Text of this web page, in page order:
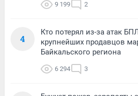
9 199 2
4
Кто потерял из-за атак
крупнейших продавцов
Байкальского региона
6 294 3